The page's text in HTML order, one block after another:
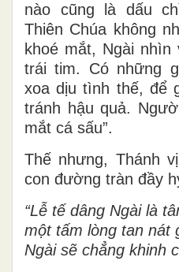
nào cũng là dấu
Thiên Chúa không
khoé mắt, Ngài nhìn
trái tim. Có những
xoa dịu tình thế, để
tránh hậu quả.
mắt cá sấu”.
Thế nhưng, Thánh
con đường tràn đầy
“Lễ tế dâng Ngài là
một tấm lòng tan nát
Ngài sẽ chẳng khinh